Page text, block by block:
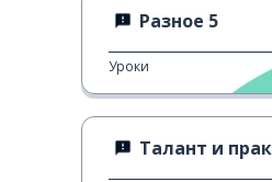
Разное 5
Уроки
Талант и